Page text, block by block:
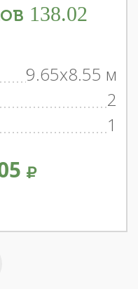
138.02
9.65x8.55 м
2
1